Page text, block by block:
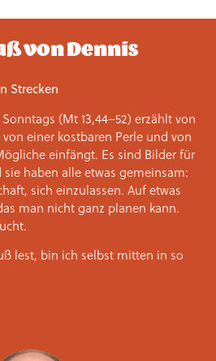
von Dennis
Strecken
(Mt 13,44–52) erzählt von
einer kostbaren Perle und von
einfängt. Es sind Bilder für
haben alle etwas gemeinsam:
sich einzulassen. Auf etwas
man nicht ganz planen kann.
lest, bin ich selbst mitten in so